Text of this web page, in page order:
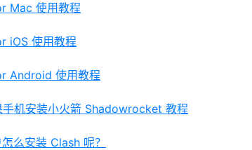
Mac 使用教程
iOS 使用教程
Android 使用教程
手机安装小火箭 Shadowrocket 教程
么安装 Clash 呢？